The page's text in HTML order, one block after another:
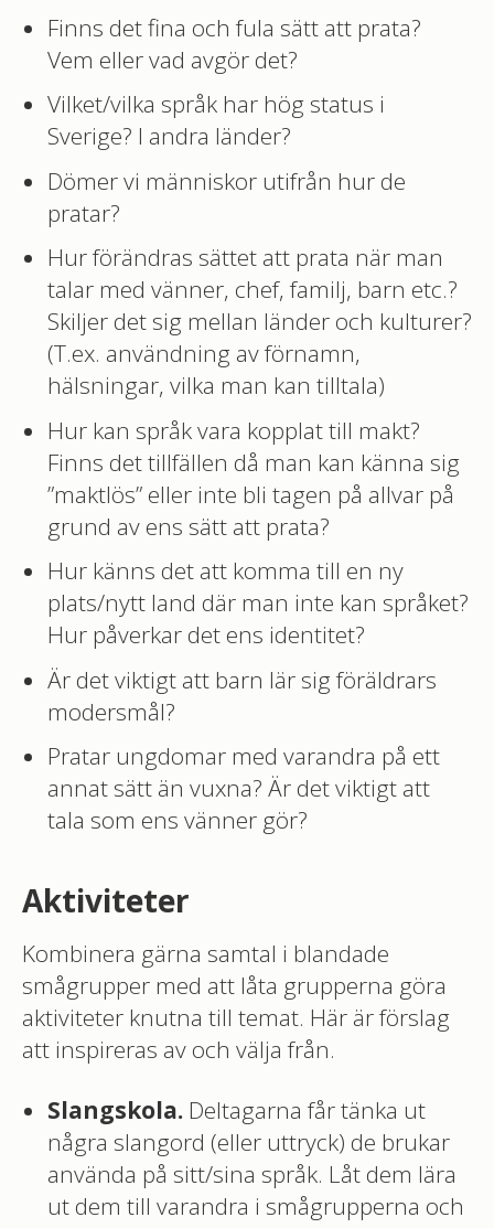
Finns det fina och fula sätt att prata?
Vem eller vad avgör det?
Vilket/vilka språk har hög status i
Sverige? I andra länder?
Dömer vi människor utifrån hur de
pratar?
Hur förändras sättet att prata när man
talar med vänner, chef, familj, barn etc.?
Skiljer det sig mellan länder och kulturer?
(T.ex. användning av förnamn,
hälsningar, vilka man kan tilltala)
Hur kan språk vara kopplat till makt?
Finns det tillfällen då man kan känna sig
”maktlös” eller inte bli tagen på allvar på
grund av ens sätt att prata?
Hur känns det att komma till en ny
plats/nytt land där man inte kan språket?
Hur påverkar det ens identitet?
Är det viktigt att barn lär sig föräldrars
modersmål?
Pratar ungdomar med varandra på ett
annat sätt än vuxna? Är det viktigt att
tala som ens vänner gör?
Aktiviteter
Kombinera gärna samtal i blandade
smågrupper med att låta grupperna göra
aktiviteter knutna till temat. Här är förslag
att inspireras av och välja från.
Slangskola. Deltagarna får tänka ut
några slangord (eller uttryck) de brukar
använda på sitt/sina språk. Låt dem lära
ut dem till varandra i smågrupperna och